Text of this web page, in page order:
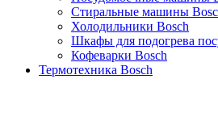
Стиральные машины
Холодильники Bosch
Шкафы для подогрева
Кофеварки Bosch
Термотехника Bosch